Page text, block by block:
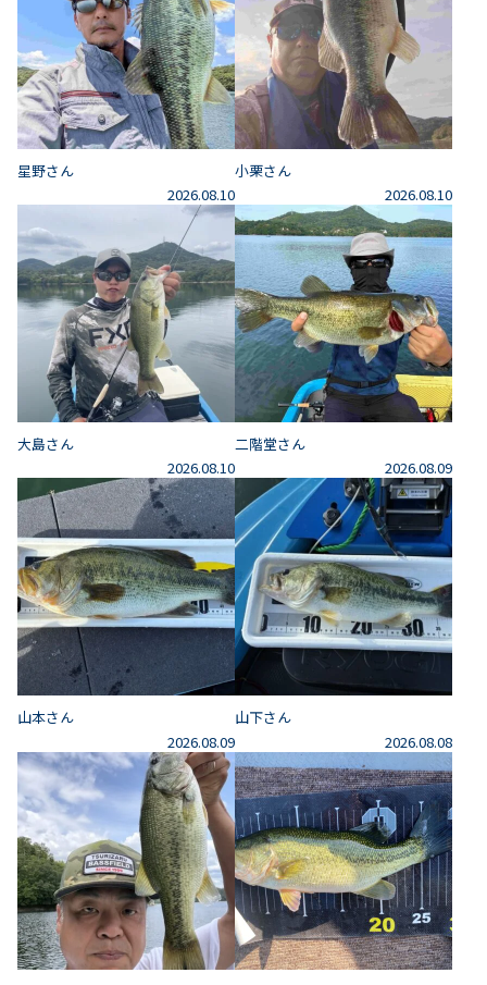
星野さん
2026.08.10
小栗さん
2026.08.10
大島さん
2026.08.10
二階堂さん
2026.08.09
山本さん
2026.08.09
山下さん
2026.08.08